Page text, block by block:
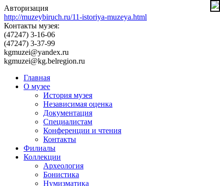
Авторизация
http://muzeybiruch.ru/11-istoriya-muzeya.html
Контакты музея:
(47247) 3-16-06
(47247) 3-37-99
kgmuzei@yandex.ru
kgmuzei@kg.belregion.ru
Главная
О музее
История музея
Независимая оценка
Документация
Специалистам
Конференции и чтения
Контакты
Филиалы
Коллекции
Археология
Бонистика
Нумизматика